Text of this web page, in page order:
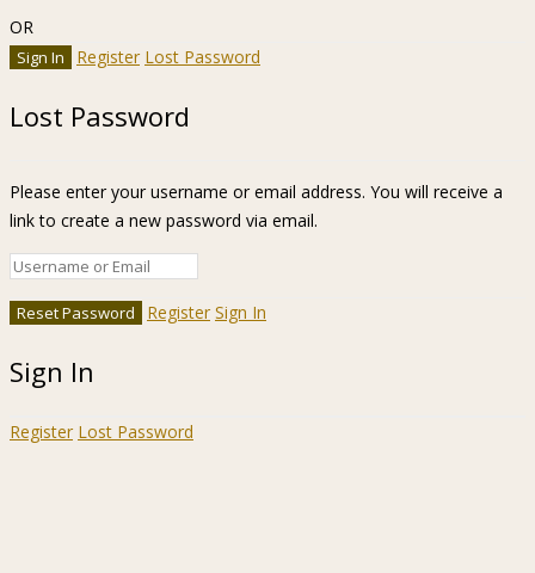
OR
Register Lost Password
Lost Password
Please enter your username or email address. You will receive a
link to create a new password via email.
Register Sign In
Sign In
Register Lost Password